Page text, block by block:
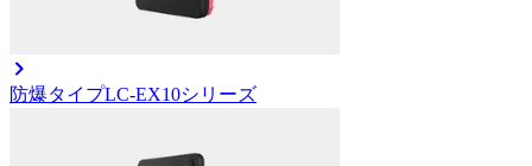
防爆タイプLC-EX10シリーズ